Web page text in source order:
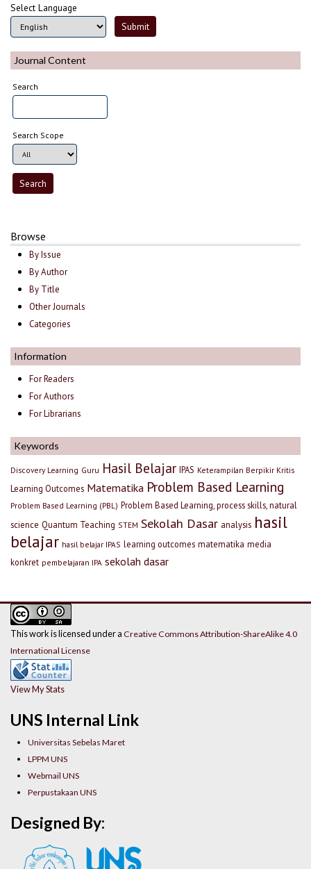
Select Language
Journal Content
Search
Search Scope
Browse
By Issue
By Author
By Title
Other Journals
Categories
Information
For Readers
For Authors
For Librarians
Keywords
Discovery Learning Guru Hasil Belajar IPAS Keterampilan Berpikir Kritis
Learning Outcomes Matematika Problem Based Learning
Problem Based Learning (PBL) Problem Based Learning, process skills, natural
science Quantum Teaching STEM Sekolah Dasar analysis hasil
belajar hasil belajar IPAS learning outcomes matematika media
konkret pembelajaran IPA sekolah dasar
UNS Internal Link
Universitas Sebelas Maret
LPPM UNS
Webmail UNS
Perpustakaan UNS
This work is licensed under a Creative Commons Attribution-ShareAlike 4.0
International License
View My Stats
Designed By: